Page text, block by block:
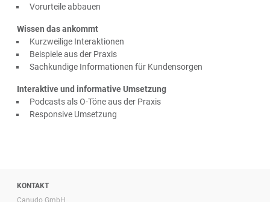
Vorurteile abbauen
Wissen das ankommt
Kurzweilige Interaktionen
Beispiele aus der Praxis
Sachkundige Informationen für Kundensorgen
Interaktive und informative Umsetzung
Podcasts als O-Töne aus der Praxis
Responsive Umsetzung
KONTAKT